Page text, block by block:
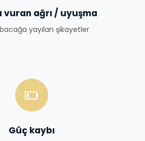
vuran ağrı / uyuşma
yayılan şikayetler
Güç kaybı